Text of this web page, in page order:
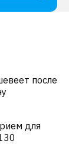
после
для